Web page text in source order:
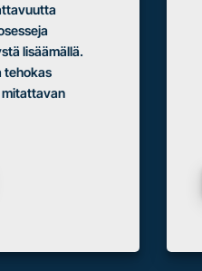
lisäämällä.
tehokas